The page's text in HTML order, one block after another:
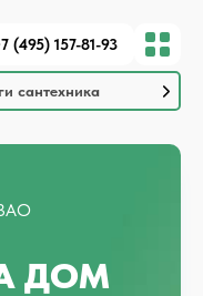
(495) 157-81-93
сантехника
ДОМ